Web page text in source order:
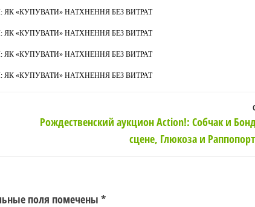
«КУПУВАТИ» НАТХНЕННЯ БЕЗ ВИТРАТ
«КУПУВАТИ» НАТХНЕННЯ БЕЗ ВИТРАТ
«КУПУВАТИ» НАТХНЕННЯ БЕЗ ВИТРАТ
«КУПУВАТИ» НАТХНЕННЯ БЕЗ ВИТРАТ
Рождественский аукцион Action!: Собчак и
сцене, Глюкоза и
поля помечены *